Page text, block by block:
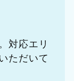
対応エリ
ただいて